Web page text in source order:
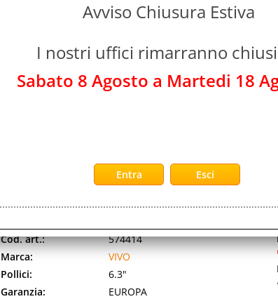
Marca:
VIVO
6932204506160
Cod. art.:
574414
Marca:
VIVO
Pollici:
6.3"
Garanzia:
EUROPA
Avviso Chiusura Estiva
I nostri uffici rimarranno
Sabato 8 Agosto a Martedi 18